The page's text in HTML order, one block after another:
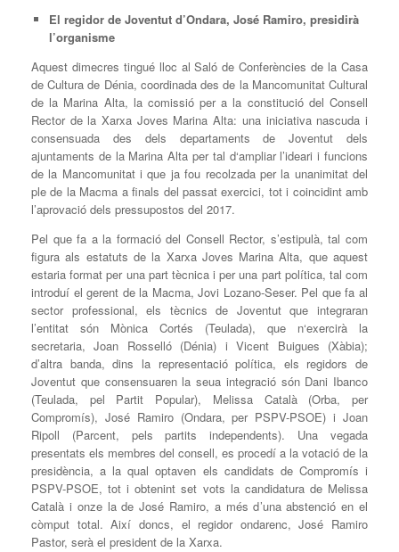
El regidor de Joventut d’Ondara, José Ramiro, presidirà
l’organisme
Aquest dimecres tingué lloc al Saló de Conferències de la Casa
de Cultura de Dénia, coordinada des de la Mancomunitat Cultural
de la Marina Alta, la comissió per a la constitució del Consell
Rector de la Xarxa Joves Marina Alta: una iniciativa nascuda i
consensuada des dels departaments de Joventut dels
ajuntaments de la Marina Alta per tal d‘ampliar l’ideari i funcions
de la Mancomunitat i que ja fou recolzada per la unanimitat del
ple de la Macma a finals del passat exercici, tot i coincidint amb
l’aprovació dels pressupostos del 2017.
Pel que fa a la formació del Consell Rector, s’estipulà, tal com
figura als estatuts de la Xarxa Joves Marina Alta, que aquest
estaria format per una part tècnica i per una part política, tal com
introduí el gerent de la Macma, Jovi Lozano-Seser. Pel que fa al
sector professional, els tècnics de Joventut que integraran
l’entitat són Mònica Cortés (Teulada), que n‘exercirà la
secretaria, Joan Rosselló (Dénia) i Vicent Buigues (Xàbia);
d’altra banda, dins la representació política, els regidors de
Joventut que consensuaren la seua integració són Dani Ibanco
(Teulada, pel Partit Popular), Melissa Català (Orba, per
Compromís), José Ramiro (Ondara, per PSPV-PSOE) i Joan
Ripoll (Parcent, pels partits independents). Una vegada
presentats els membres del consell, es procedí a la votació de la
presidència, a la qual optaven els candidats de Compromís i
PSPV-PSOE, tot i obtenint set vots la candidatura de Melissa
Català i onze la de José Ramiro, a més d’una abstenció en el
còmput total. Així doncs, el regidor ondarenc, José Ramiro
Pastor, serà el president de la Xarxa.